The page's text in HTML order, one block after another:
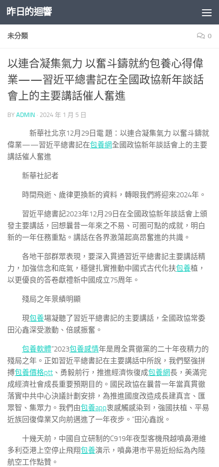
Skip to content
昨日的迴響
未分類 0
以連合凝集氣力 以奮斗鑄就約包養心得偉
業——習近平總書記在全國政協新年談話
會上的主要講話催人奮進
BY ADMIN · 2024 年 1 月 5 日
新華社北京12月29日電 題：以連合凝集氣力 以奮斗鑄就
偉業——習近平總書記在包養網全國政協新年談話會上的主要
講話催人奮進
新華社記者
時間飛逝、歲律更換新的資料，轉眼我們將迎來2024年。
習近平總書記2023年12月29日在全國政協新年談話會上頒
發主要講話，回想曩昔一年來之不易、可圈可點的成就，明白
新的一年任務重點。講話在各界激蕩起高昂奮進的共識。
各地干部群眾表現，要深入貫通習近平總書記主要講話精
力，加強信念和底氣，穩健扎實推動中國式古代化扶包養植，
以更優良的答卷獻禮新中國成立75周年。
殘局之年景績明顯
現包養場凝聽了習近平總書記的主要講話，全國政協常委
田沁鑫深受激動、倍感振奮。
包養軟體“2023包養感情年是周全貫徹黨的二十年夜精力的
殘局之年。正如習近平總書記在主要講話中所說，我們堅強拼
搏包養價格ptt 、勇毅前行，推進經濟恢復成包養網長，美滿完
成經濟社會成長重要預期目的。國民政協在曩昔一年當真貫徹
落實中共中心決議計劃安排，為推進國度改造成長建真言、匯
眾智、集眾力。我們由包養app衷感觸感染到，強國扶植、平易
近族回復偉業又向前邁進了一年夜步。”田沁鑫說。
十幾天前，中國自立研制的C919年夜型客機飛越噴鼻港維
多利亞港上空停止飛翔包養演示，噴鼻港市平易近紛紜為內陸
航空工作點贊。